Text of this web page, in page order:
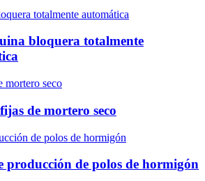
bloquera totalmente
de mortero seco
producción de polos de hormigón